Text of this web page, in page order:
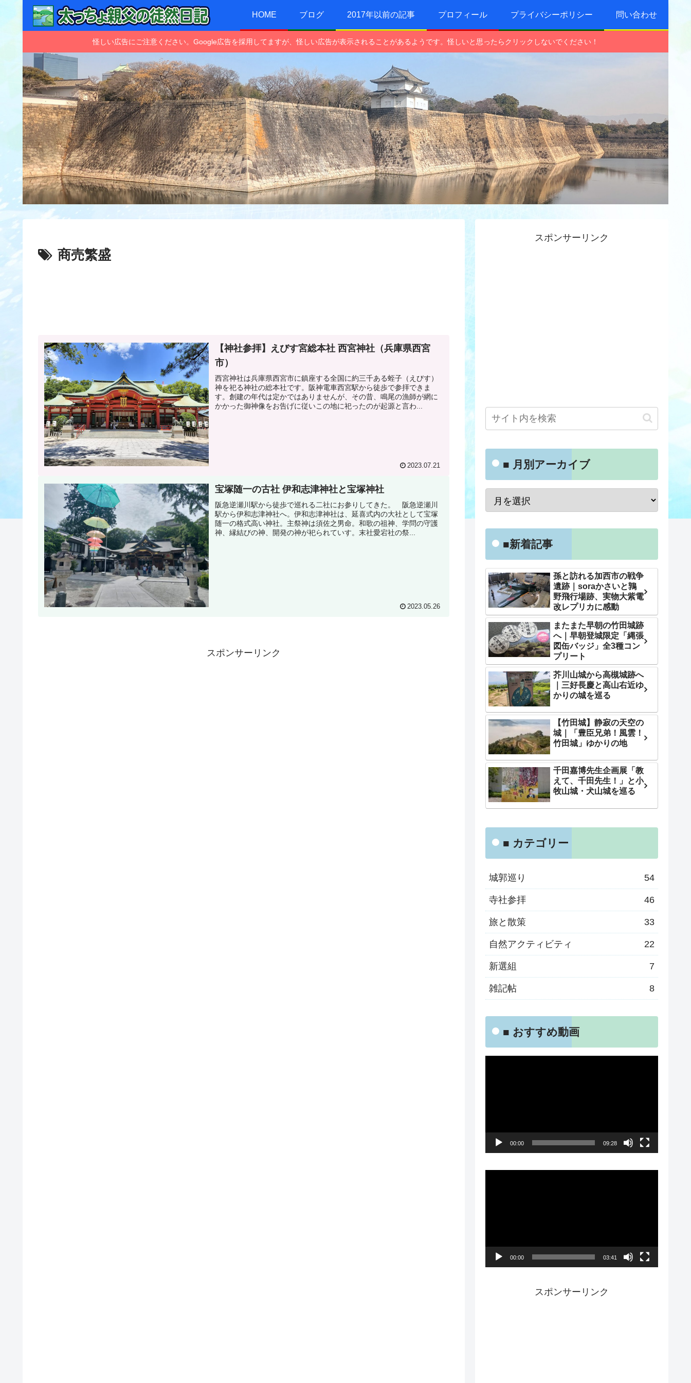
HOME ブログ 2017年以前の記事 プロフィール プライバシーポリシー 問い合わせ
怪しい広告にご注意ください。Google広告を採用してますが、怪しい広告が表示されることがあるようです。怪しいと思ったらクリックしないでください！
商売繁盛
【神社参拝】えびす宮総本社 西宮神社（兵庫県西宮
市）
西宮神社は兵庫県西宮市に鎮座する全国に約三千ある蛭子（えびす）
神を祀る神社の総本社です。阪神電車西宮駅から徒歩で参拝できま
す。創建の年代は定かではありませんが、その昔、鳴尾の漁師が網に
かかった御神像をお告げに従いこの地に祀ったのが起源と言わ...
2023.07.21
宝塚随一の古社 伊和志津神社と宝塚神社
阪急逆瀬川駅から徒歩で巡れる二社にお参りしてきた。 阪急逆瀬川
駅から伊和志津神社へ。伊和志津神社は、延喜式内の大社として宝塚
随一の格式高い神社。主祭神は須佐之男命。和歌の祖神、学問の守護
神、縁結びの神、開発の神が祀られていす。末社愛宕社の祭...
2023.05.26
スポンサーリンク
スポンサーリンク
■ 月別アーカイブ
■新着記事
孫と訪れる加西市の戦争
遺跡｜soraかさいと鶉
野飛行場跡、実物大紫電
改レプリカに感動
またまた早朝の竹田城跡
へ｜早朝登城限定「縄張
図缶バッジ」全3種コン
プリート
芥川山城から高槻城跡へ
｜三好長慶と高山右近ゆ
かりの城を巡る
【竹田城】静寂の天空の
城｜「豊臣兄弟！風雲！
竹田城」ゆかりの地
千田嘉博先生企画展「教
えて、千田先生！」と小
牧山城・犬山城を巡る
■ カテゴリー
城郭巡り 54
寺社参拝 46
旅と散策 33
自然アクティビティ 22
新選組 7
雑記帖 8
■ おすすめ動画
00:00 09:28
00:00 03:41
スポンサーリンク